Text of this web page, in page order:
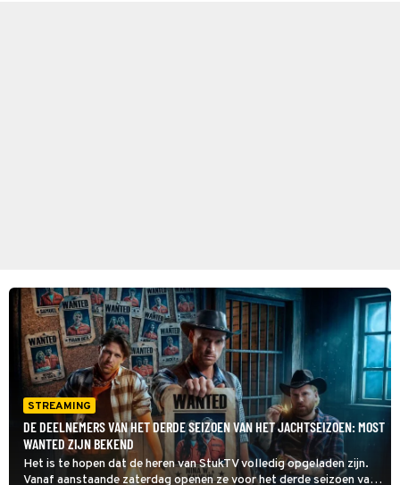
STREAMING
DE DEELNEMERS VAN HET DERDE SEIZOEN VAN HET JACHTSEIZOEN: MOST
WANTED ZIJN BEKEND
Het is te hopen dat de heren van StukTV volledig opgeladen zijn.
Vanaf aanstaande zaterdag openen ze voor het derde seizoen van